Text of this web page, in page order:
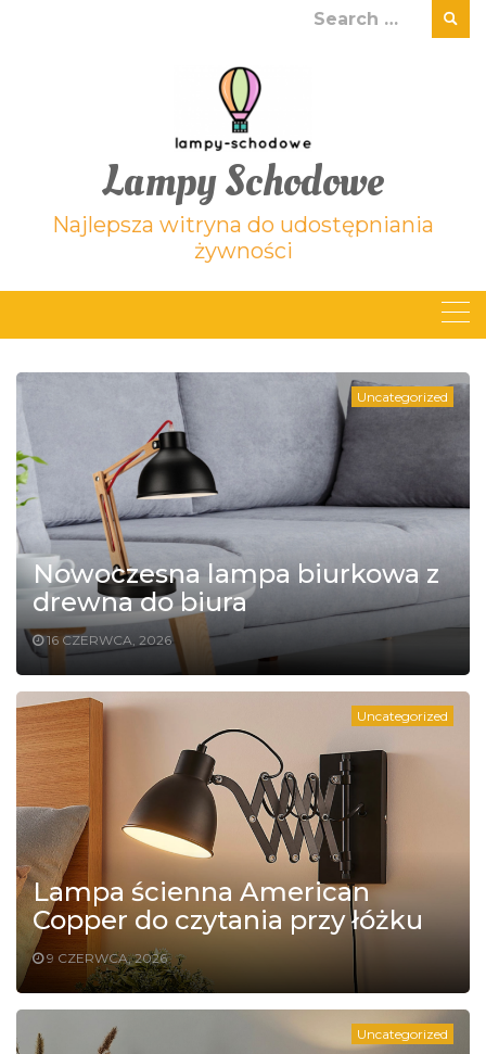
Search
Lampy Schodowe
Najlepsza witryna do udostępniania
żywności
Uncategorized
Nowoczesna lampa biurkowa z
drewna do biura
16 CZERWCA, 2026
Uncategorized
Lampa ścienna American
Copper do czytania przy łóżku
9 CZERWCA, 2026
Uncategorized